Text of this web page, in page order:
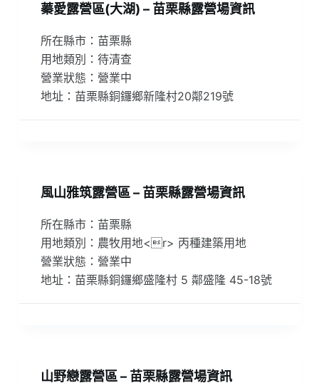
蓁愛露營區(大湖) – 苗栗縣露營場資訊
所在縣市：苗栗縣
用地類別：待清查
營業狀態：營業中
地址：苗栗縣銅鑼鄉新隆村20鄰219號
風山雅筑露營區 – 苗栗縣露營場資訊
所在縣市：苗栗縣
用地類別：農牧用地<r> 丙種建築用地
營業狀態：營業中
地址：苗栗縣銅鑼鄉盛隆村 5 鄰盛隆 45-18號
山野戀露營區 – 苗栗縣露營場資訊